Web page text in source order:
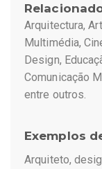
Arquitectura,
Multimédia,
Design,
Comunicação
entre outros.
Exemplos
Arquiteto,